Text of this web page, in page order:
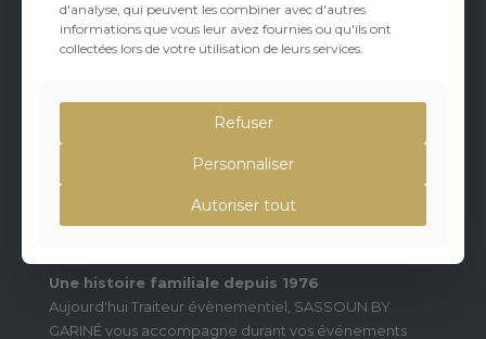
Une histoire familiale depuis 1976
Aujourd'hui Traiteur évènementiel, SASSOUN BY
GARINÉ vous accompagne durant vos événements
d'analyse, qui peuvent les combiner avec d'autres
informations que vous leur avez fournies ou qu'ils ont
collectées lors de votre utilisation de leurs services.
Refuser
Personnaliser
Autoriser tout